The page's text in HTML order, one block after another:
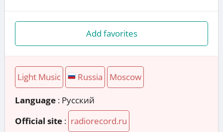
Add favorites
Light Music Russia Moscow
Language : Русский
Official site : radiorecord.ru